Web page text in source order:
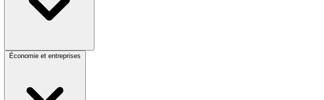
Économie et entreprises